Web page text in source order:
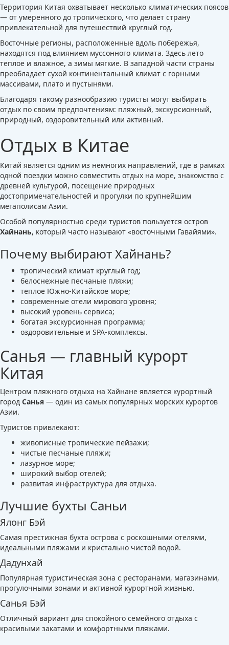
Территория Китая охватывает несколько климатических поясов
— от умеренного до тропического, что делает страну
привлекательной для путешествий круглый год.
Восточные регионы, расположенные вдоль побережья,
находятся под влиянием муссонного климата. Здесь лето
теплое и влажное, а зимы мягкие. В западной части страны
преобладает сухой континентальный климат с горными
массивами, плато и пустынями.
Благодаря такому разнообразию туристы могут выбирать
отдых по своим предпочтениям: пляжный, экскурсионный,
природный, оздоровительный или активный.
Отдых в Китае
Китай является одним из немногих направлений, где в рамках
одной поездки можно совместить отдых на море, знакомство с
древней культурой, посещение природных
достопримечательностей и прогулки по крупнейшим
мегаполисам Азии.
Особой популярностью среди туристов пользуется остров
Хайнань, который часто называют «восточными Гавайями».
Почему выбирают Хайнань?
тропический климат круглый год;
белоснежные песчаные пляжи;
теплое Южно-Китайское море;
современные отели мирового уровня;
высокий уровень сервиса;
богатая экскурсионная программа;
оздоровительные и SPA-комплексы.
Санья — главный курорт
Китая
Центром пляжного отдыха на Хайнане является курортный
город Санья — один из самых популярных морских курортов
Азии.
Туристов привлекают:
живописные тропические пейзажи;
чистые песчаные пляжи;
лазурное море;
широкий выбор отелей;
развитая инфраструктура для отдыха.
Лучшие бухты Саньи
Ялонг Бэй
Самая престижная бухта острова с роскошными отелями,
идеальными пляжами и кристально чистой водой.
Дадунхай
Популярная туристическая зона с ресторанами, магазинами,
прогулочными зонами и активной курортной жизнью.
Санья Бэй
Отличный вариант для спокойного семейного отдыха с
красивыми закатами и комфортными пляжами.